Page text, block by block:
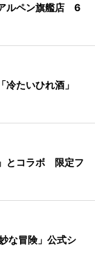
ルペン旗艦店 6
冷たいひれ酒」
とコラボ 限定フ
な冒険」公式シ